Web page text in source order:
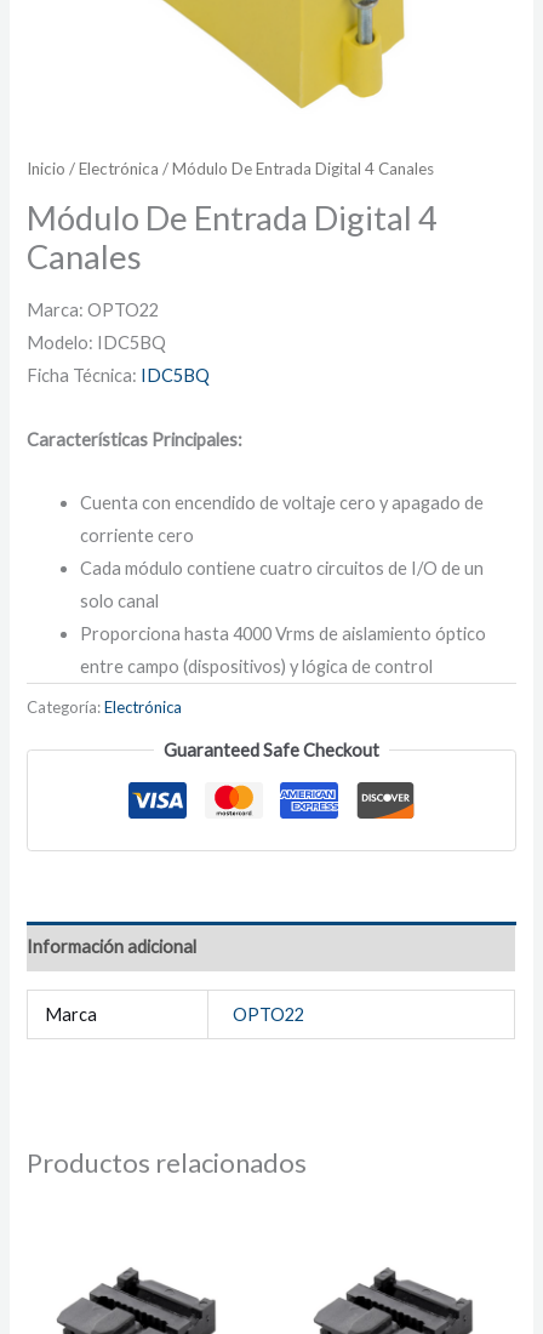
Inicio /Electrónica / Módulo De Entrada Digital 4 Canales
Módulo De Entrada Digital 4
Canales
Marca: OPTO22
Modelo: IDC5BQ
Ficha Técnica: IDC5BQ
Características Principales:
Cuenta con encendido de voltaje cero y apagado de
corriente cero
Cada módulo contiene cuatro circuitos de I/O de un
solo canal
Proporciona hasta 4000 Vrms de aislamiento óptico
entre campo (dispositivos) y lógica de control
Categoría:Electrónica
Guaranteed Safe Checkout
Información adicional
Marca OPTO22
Productos relacionados